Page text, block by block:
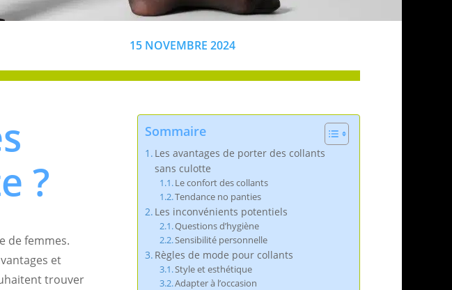
15 NOVEMBRE 2024
?
de femmes.
et
trouver
Sommaire
Les avantages de porter des collants
sans culotte
Le confort des collants
Tendance no panties
Les inconvénients potentiels
Questions d’hygiène
Sensibilité personnelle
Règles de mode pour collants
Style et esthétique
Adapter à l’occasion